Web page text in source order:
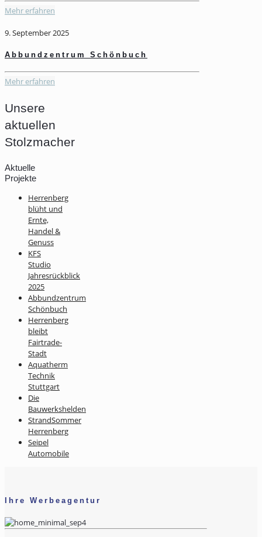
Mehr erfahren
9. September 2025
Abbundzentrum Schönbuch
Mehr erfahren
Unsere
aktuellen
Stolzmacher
Aktuelle
Projekte
Herrenberg
blüht und
Ernte,
Handel &
Genuss
KFS
Studio
Jahresrückblick
2025
Abbundzentrum
Schönbuch
Herrenberg
bleibt
Fairtrade-
Stadt
Aquatherm
Technik
Stuttgart
Die
Bauwerkshelden
StrandSommer
Herrenberg
Seipel
Automobile
Ihre Werbeagentur